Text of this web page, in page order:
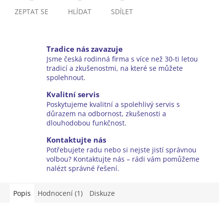
ZEPTAT SE HLÍDAT SDÍLET
Tradice nás zavazuje
Jsme česká rodinná firma s více než 30-ti letou
tradicí a zkušenostmi, na které se můžete
spolehnout.
Kvalitní servis
Poskytujeme kvalitní a spolehlivý servis s
důrazem na odbornost, zkušenosti a
dlouhodobou funkčnost.
Kontaktujte nás
Potřebujete radu nebo si nejste jistí správnou
volbou? Kontaktujte nás – rádi vám pomůžeme
nalézt správné řešení.
Popis Hodnocení (1) Diskuze